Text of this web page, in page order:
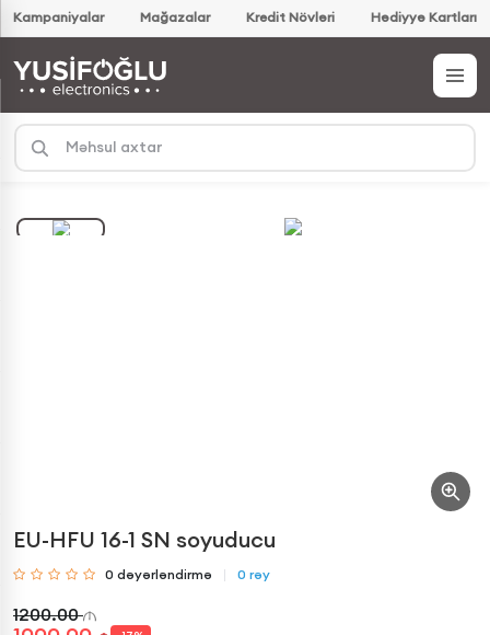
Kampaniyalar Mağazalar Kredit Növləri Hədiyyə Kartları
EU-HFU 16-1 SN soyuducu
0 dəyərləndirmə 0 rəy
1200.00